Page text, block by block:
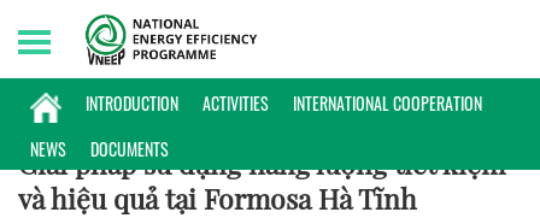
INTRODUCTION ACTIVITIES
INTERNATIONAL COOPERATION
NEWS
DOCUMENTS
Thursday, 06/08/2026 | 23:26 GMT+7
ĐIỂN HÌNH
Giải pháp sử dụng năng lượng tiết kiệm
và hiệu quả tại Formosa Hà Tĩnh